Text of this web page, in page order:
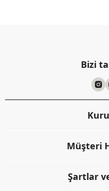
Bizi
Müşteri
Şartlar